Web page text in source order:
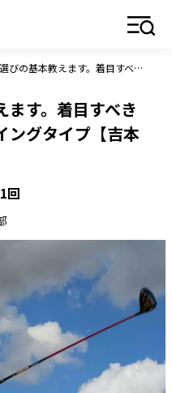
シャフト選びの基本教えます。着目すべきは剛性分布と自分のスイングタイプ【吉本巧のゴルフギア教室】
ます。着目すべき
ングタイプ【吉本
回